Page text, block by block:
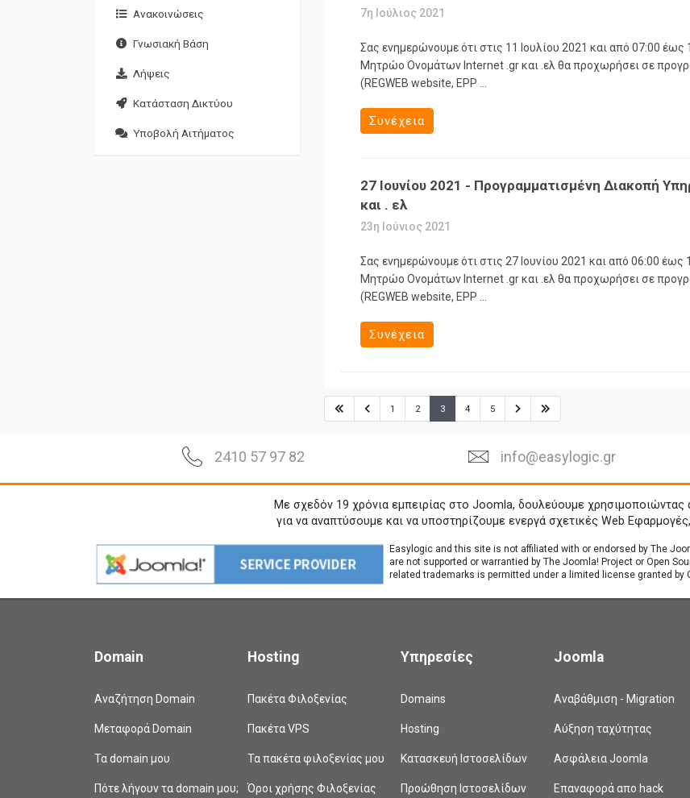
Ανακοινώσεις
Γνωσιακή Βάση
Λήψεις
Κατάσταση Δικτύου
Υποβολή Αιτήματος
7η Ιούλιος 2021
Σας ενημερώνουμε ότι στις 11 Ιουλίου 2021 και από 07:00
Μητρώο Ονομάτων Internet .gr και .ελ θα προχωρήσει σε
(REGWEB website, EPP ...
Συνέχεια
27 Ιουνίου 2021 - Προγραμματισμένη Διακοπή
και . ελ
23η Ιούνιος 2021
Σας ενημερώνουμε ότι στις 27 Ιουνίου 2021 και από 06:00
Μητρώο Ονομάτων Internet .gr και .ελ θα προχωρήσει σε
(REGWEB website, EPP ...
Συνέχεια
1 2 3 4 5
2410 57 97 82 info@easylogic.gr
Με σχεδόν 19 χρόνια εμπειρίας στο Joomla, δουλεύουμε χρησιμοποιώντας
για να αναπτύσουμε και να υποστηρίζουμε ενεργά σχετικές Web
Easylogic and this site is not affiliated with or endorsed by The
are not supported or warrantied by The Joomla! Project or Open
related trademarks is permitted under a limited license granted by
Domain
Αναζήτηση Domain
Μεταφορά Domain
Τα domain μου
Πότε λήγουν τα domain μου;
Hosting
Πακέτα Φιλοξενίας
Πακέτα VPS
Τα πακέτα φιλοξενίας μου
Όροι χρήσης Φιλοξενίας
Υπηρεσίες
Domains
Hosting
Κατασκευή Ιστοσελίδων
Προώθηση Ιστοσελίδων
Joomla
Αναβάθμιση - Migration
Αύξηση ταχύτητας
Ασφάλεια Joomla
Επαναφορά απο hack